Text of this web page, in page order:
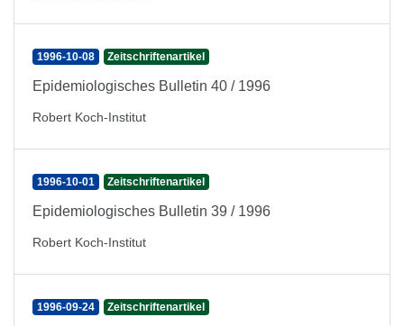
1996-10-08 Zeitschriftenartikel
Epidemiologisches Bulletin 40 / 1996
Robert Koch-Institut
1996-10-01 Zeitschriftenartikel
Epidemiologisches Bulletin 39 / 1996
Robert Koch-Institut
1996-09-24 Zeitschriftenartikel